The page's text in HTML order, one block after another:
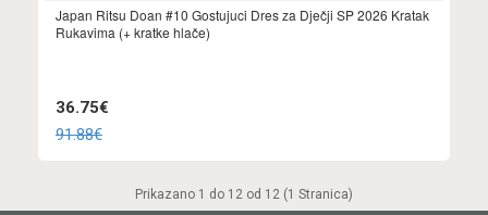
Japan Ritsu Doan #10 Gostujuci Dres za Dječji SP 2026 Kratak
Rukavima (+ kratke hlače)
36.75€
91.88€
Prikazano 1 do 12 od 12 (1 Stranica)